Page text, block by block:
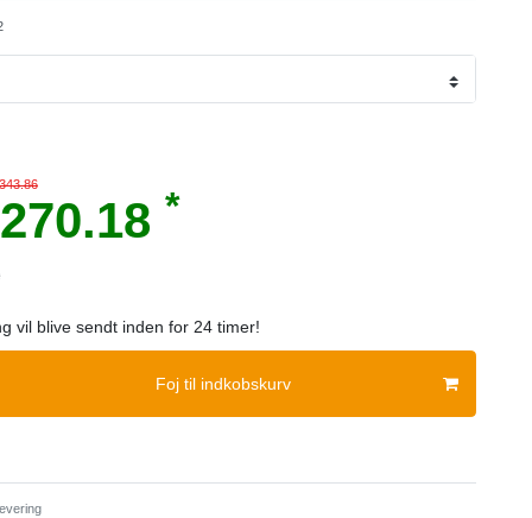
*
vil blive sendt inden for 24 timer!
Foj til indkobskurv